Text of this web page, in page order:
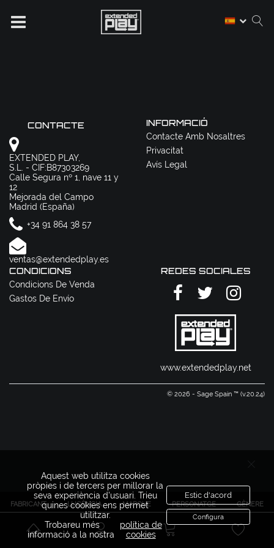
FABRICANT LLICÈNCIA MARQUE PERSONATGE GÈNERE
CONTACTE
EXTENDED PLAY,
S.L. - CIF:B87303269
Calle Segura nº 1, nave 11 y
12
Mejorada del Campo
Madrid (España)
+34 91 864 38 57
ventas@extendedplay.es
INFORMACIÓ
Contacte Amb Nosaltres
Privacitat
Avís Legal
CONDICIONS
Condicions De Venda
Gastos De Envío
REDES SOCIALES
www.extendedplay.net
© 2026 - Sage Spain ™ (v.20.24)
Aquest web utilitza cookies
pròpies i de tercers per millorar la
seva experiència d'usuari. Trieu
quines cookies ens permet
utilitzar.
Trobareu més
informació a la nostra
política de
cookies
Estic d'acord
Configura